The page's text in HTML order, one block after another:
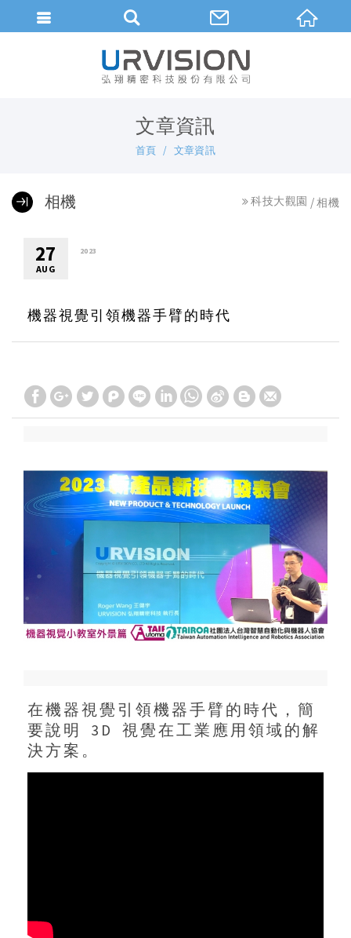
文章資訊
首頁 文章資訊
科技大觀園 相機
相機
2023
27
AUG
機器視覺引領機器手臂的時代
在機器視覺引領機器手臂的時代，簡
要說明 3D 視覺在工業應用領域的解
決方案。
繁體中文